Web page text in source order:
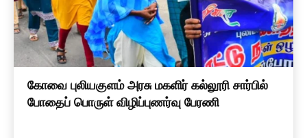
கோவை புலியகுளம் அரசு மகளிர் கல்லூரி சார்பில்
போதைப் பொருள் விழிப்புணர்வு பேரணி